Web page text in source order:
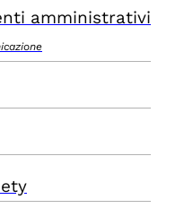
amministrativi